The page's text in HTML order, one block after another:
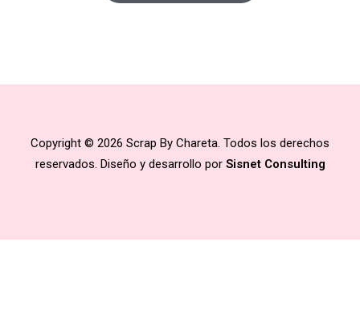
Copyright © 2026 Scrap By Chareta. Todos los derechos
reservados. Diseño y desarrollo por Sisnet Consulting